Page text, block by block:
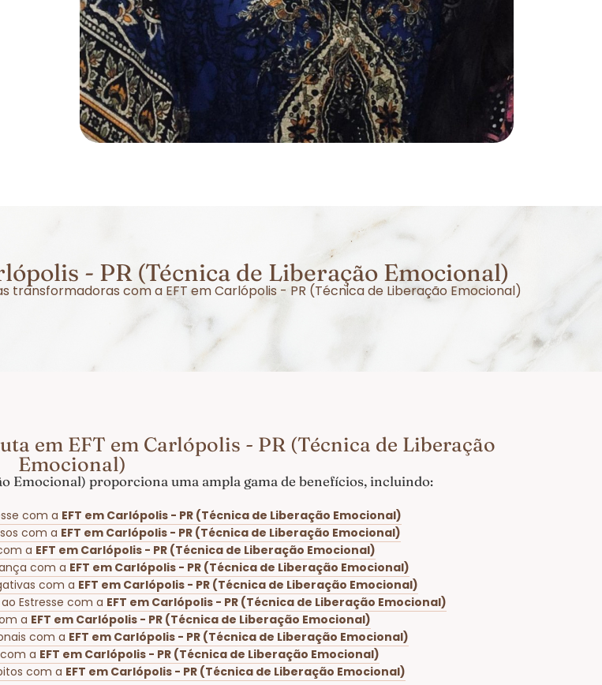
- PR (Técnica de Liberação Emocional)
transformadoras com a EFT em Carlópolis - PR (Técnica de Liberação Emocional)
em EFT em Carlópolis - PR (Técnica de Liberação
Emocional)
Emocional) proporciona uma ampla gama de benefícios, incluindo:
com a EFT em Carlópolis - PR (Técnica de Liberação Emocional)
com a EFT em Carlópolis - PR (Técnica de Liberação Emocional)
a EFT em Carlópolis - PR (Técnica de Liberação Emocional)
com a EFT em Carlópolis - PR (Técnica de Liberação Emocional)
com a EFT em Carlópolis - PR (Técnica de Liberação Emocional)
Estresse com a EFT em Carlópolis - PR (Técnica de Liberação Emocional)
a EFT em Carlópolis - PR (Técnica de Liberação Emocional)
com a EFT em Carlópolis - PR (Técnica de Liberação Emocional)
a EFT em Carlópolis - PR (Técnica de Liberação Emocional)
com a EFT em Carlópolis - PR (Técnica de Liberação Emocional)